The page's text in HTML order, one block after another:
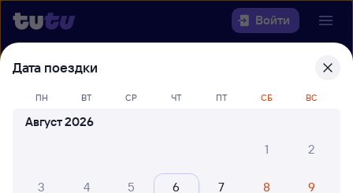
Войти
Выберите день, чтобы найти
билеты Верхнекондинская — Серов
22 года работаем для вас
Куда
Дата поездки
ПН ВТ СР ЧТ ПТ СБ ВС
Август 2026
1
2
3 4 5 6 7 8 9